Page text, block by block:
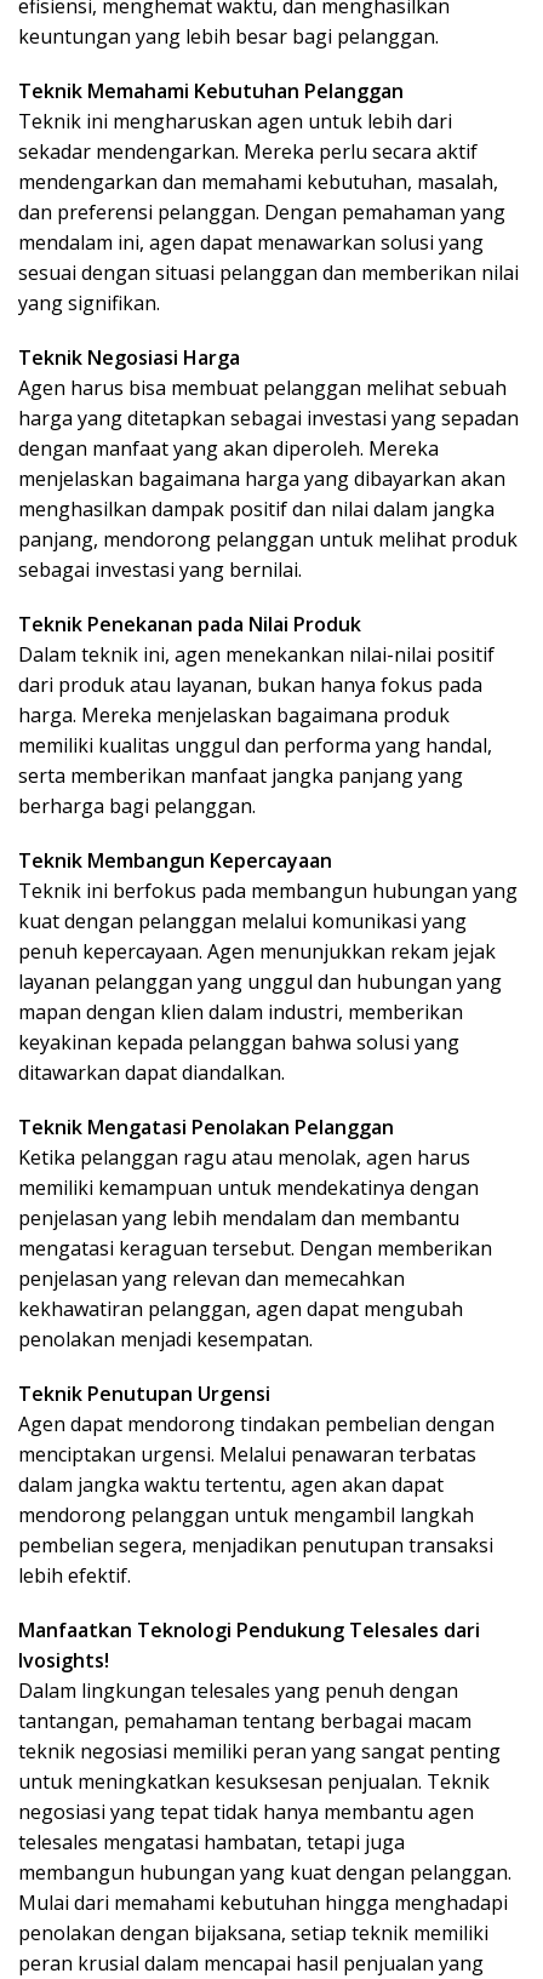
efisiensi, menghemat waktu, dan menghasilkan
keuntungan yang lebih besar bagi pelanggan.
Teknik Memahami Kebutuhan Pelanggan
Teknik ini mengharuskan agen untuk lebih dari
sekadar mendengarkan. Mereka perlu secara aktif
mendengarkan dan memahami kebutuhan, masalah,
dan preferensi pelanggan. Dengan pemahaman yang
mendalam ini, agen dapat menawarkan solusi yang
sesuai dengan situasi pelanggan dan memberikan nilai
yang signifikan.
Teknik Negosiasi Harga
Agen harus bisa membuat pelanggan melihat sebuah
harga yang ditetapkan sebagai investasi yang sepadan
dengan manfaat yang akan diperoleh. Mereka
menjelaskan bagaimana harga yang dibayarkan akan
menghasilkan dampak positif dan nilai dalam jangka
panjang, mendorong pelanggan untuk melihat produk
sebagai investasi yang bernilai.
Teknik Penekanan pada Nilai Produk
Dalam teknik ini, agen menekankan nilai-nilai positif
dari produk atau layanan, bukan hanya fokus pada
harga. Mereka menjelaskan bagaimana produk
memiliki kualitas unggul dan performa yang handal,
serta memberikan manfaat jangka panjang yang
berharga bagi pelanggan.
Teknik Membangun Kepercayaan
Teknik ini berfokus pada membangun hubungan yang
kuat dengan pelanggan melalui komunikasi yang
penuh kepercayaan. Agen menunjukkan rekam jejak
layanan pelanggan yang unggul dan hubungan yang
mapan dengan klien dalam industri, memberikan
keyakinan kepada pelanggan bahwa solusi yang
ditawarkan dapat diandalkan.
Teknik Mengatasi Penolakan Pelanggan
Ketika pelanggan ragu atau menolak, agen harus
memiliki kemampuan untuk mendekatinya dengan
penjelasan yang lebih mendalam dan membantu
mengatasi keraguan tersebut. Dengan memberikan
penjelasan yang relevan dan memecahkan
kekhawatiran pelanggan, agen dapat mengubah
penolakan menjadi kesempatan.
Teknik Penutupan Urgensi
Agen dapat mendorong tindakan pembelian dengan
menciptakan urgensi. Melalui penawaran terbatas
dalam jangka waktu tertentu, agen akan dapat
mendorong pelanggan untuk mengambil langkah
pembelian segera, menjadikan penutupan transaksi
lebih efektif.
Manfaatkan Teknologi Pendukung Telesales dari
Ivosights!
Dalam lingkungan telesales yang penuh dengan
tantangan, pemahaman tentang berbagai macam
teknik negosiasi memiliki peran yang sangat penting
untuk meningkatkan kesuksesan penjualan. Teknik
negosiasi yang tepat tidak hanya membantu agen
telesales mengatasi hambatan, tetapi juga
membangun hubungan yang kuat dengan pelanggan.
Mulai dari memahami kebutuhan hingga menghadapi
penolakan dengan bijaksana, setiap teknik memiliki
peran krusial dalam mencapai hasil penjualan yang